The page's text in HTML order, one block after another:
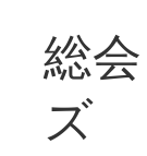
総
ズ